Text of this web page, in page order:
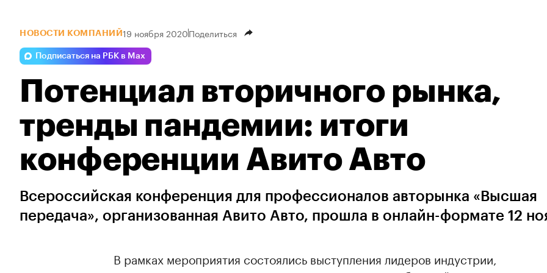
НОВОСТИ КОМПАНИЙ 19 ноября 2020Поделиться
Подписаться на РБК в Max
Потенциал вторичного рынка,
тренды пандемии: итоги
конференции Авито Авто
Всероссийская конференция для профессионалов авторынка «Высшая
передача», организованная Авито Авто, прошла в онлайн-формате 12
В рамках мероприятия состоялись выступления лидеров индустрии,